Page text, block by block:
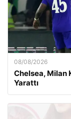
08/08/2026
Chelsea, Milan
Yarattı